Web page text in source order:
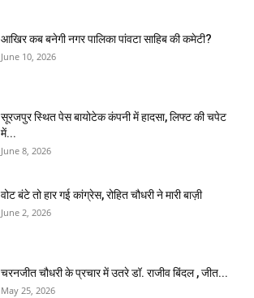
आखिर कब बनेगी नगर पालिका पांवटा साहिब की कमेटी?
June 10, 2026
सूरजपुर स्थित पेस बायोटेक कंपनी में हादसा, लिफ्ट की चपेट
में...
June 8, 2026
वोट बंटे तो हार गई कांग्रेस, रोहित चौधरी ने मारी बाज़ी
June 2, 2026
चरनजीत चौधरी के प्रचार में उतरे डॉ. राजीव बिंदल , जीत...
May 25, 2026